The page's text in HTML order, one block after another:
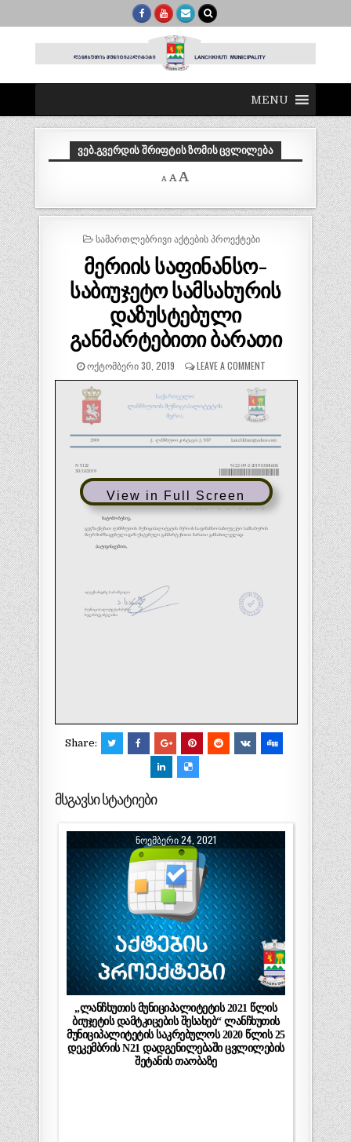
MENU
ᲕᲔᲑ.ᲒᲕᲔᲠᲓᲘᲡ ᲨᲠᲘᲤᲢᲘᲡ ᲖᲝᲛᲘᲡ ᲪᲕᲚᲘᲚᲔᲑᲐ
A
Decrease
font
A Reset
A
size.
POSTED
ᲡᲐᲛᲐᲠᲗᲚᲔᲑᲠᲘᲕᲘ ᲐᲥᲢᲔᲑᲘᲡ ᲞᲠᲝᲔᲥᲢᲔᲑᲘ
მერიის საფინანსო-
საბიუჯეტო სამსახურის
დაზუსტებული
განმარტებითი ბარათი
ᲝᲥᲢᲝᲛᲑᲔᲠᲘ 30, 2019 LEAVE A COMMENT
View in Full Screen
Share:
მსგავსი სტატიები
ᲜᲝᲔᲛᲑᲔᲠᲘ 24, 2021
„ლანჩხუთის მუნიციპალიტეტის 2021 წლის
ბიუჯეტის დამტკიცების შესახებ“ ლანჩხუთის
მუნიციპალიტეტის საკრებულოს 2020 წლის 25
დეკემბრის N21 დადგენილებაში ცვლილების
შეტანის თაობაზე